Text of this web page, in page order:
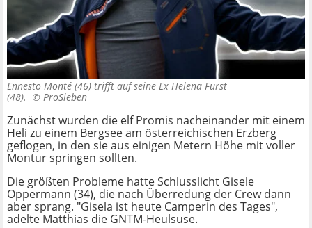
Ennesto Monté (46) trifft auf seine Ex Helena Fürst
(48). © ProSieben
Zunächst wurden die elf Promis nacheinander mit einem
Heli zu einem Bergsee am österreichischen Erzberg
geflogen, in den sie aus einigen Metern Höhe mit voller
Montur springen sollten.
Die größten Probleme hatte Schlusslicht Gisele
Oppermann (34), die nach Überredung der Crew dann
aber sprang. "Gisela ist heute Camperin des Tages",
adelte Matthias die GNTM-Heulsuse.